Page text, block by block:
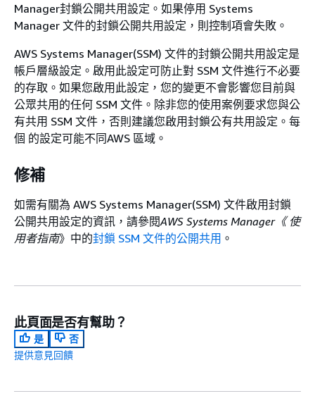
Manager封鎖公開共用設定。如果停用 Systems
Manager 文件的封鎖公開共用設定，則控制項會失敗。
AWS Systems Manager(SSM) 文件的封鎖公開共用設定是
帳戶層級設定。啟用此設定可防止對 SSM 文件進行不必要
的存取。如果您啟用此設定，您的變更不會影響您目前與
公眾共用的任何 SSM 文件。除非您的使用案例要求您與公
有共用 SSM 文件，否則建議您啟用封鎖公有共用設定。每
個 的設定可能不同AWS 區域。
修補
如需有關為 AWS Systems Manager(SSM) 文件啟用封鎖
公開共用設定的資訊，請參閱AWS Systems Manager《 使
用者指南》中的封鎖 SSM 文件的公開共用 。
此頁面是否有幫助？
是
否
提供意見回饋